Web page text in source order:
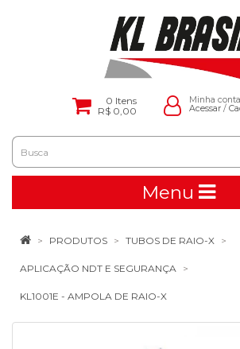
0 Itens
R$ 0,00
Minha conta
Acessar/
Menu
PRODUTOS TUBOS DE RAIO-X
APLICAÇÃO NDT E SEGURANÇA
KL1001E - AMPOLA DE RAIO-X